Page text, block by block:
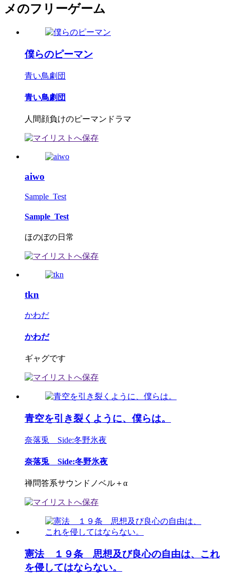
メのフリーゲーム
僕らのピーマン
青い鳥劇団
青い鳥劇団
人間顔負けのピーマンドラマ
aiwo
Sample_Test
Sample_Test
ほのぼの日常
tkn
かわだ
かわだ
ギャグです
青空を引き裂くように、僕らは。
奈落兎 Side:冬野氷夜
奈落兎 Side:冬野氷夜
禅問答系サウンドノベル＋α
憲法 １９条 思想及び良心の自由は、これ
を侵してはならない。